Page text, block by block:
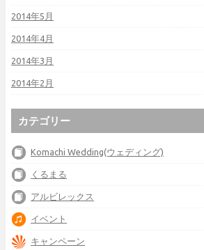
2014年5月
2014年4月
2014年3月
2014年2月
カテゴリー
Komachi Wedding(ウェディング)
くるまる
アルビレックス
イベント
キャンペーン